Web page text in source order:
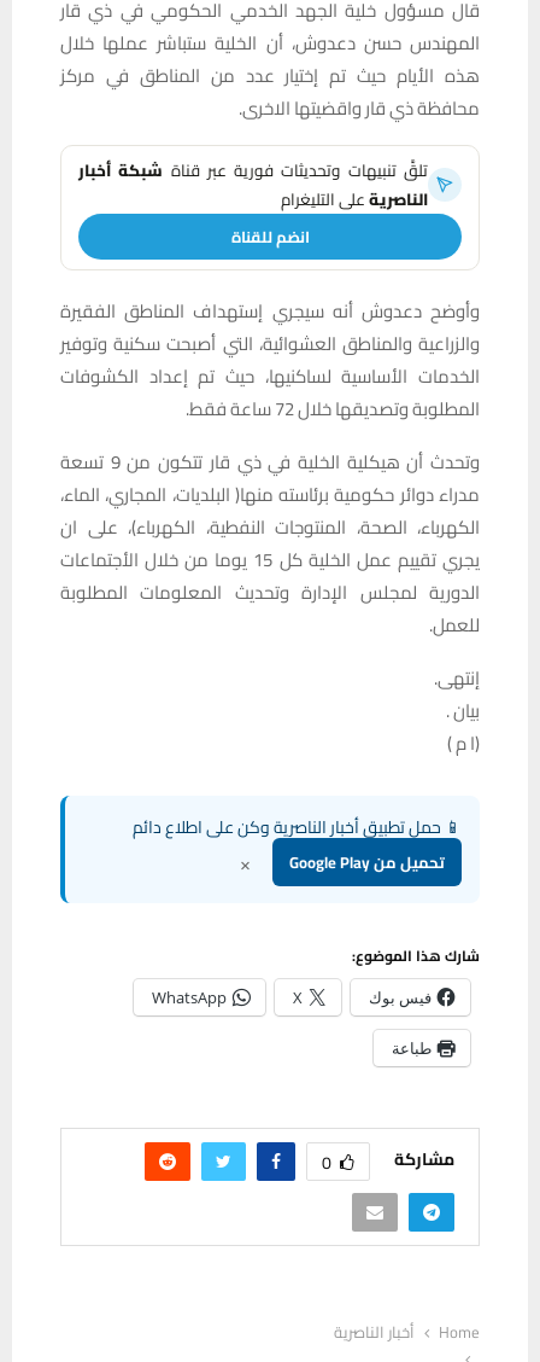
قال مسؤول خلية الجهد الخدمي الحكومي في ذي قار
المهندس حسن دعدوش، أن الخلية ستباشر عملها خلال
هذه الأيام حيث تم إختيار عدد من المناطق في مركز
محافظة ذي قار واقضيتها الاخرى.
تلقَّ تنبيهات وتحديثات فورية عبر قناة شبكة أخبار
الناصريةعلى التليغرام
انضم للقناة
وأوضح دعدوش أنه سيجري إستهداف المناطق الفقيرة
والزراعية والمناطق العشوائية، التي أصبحت سكنية وتوفير
الخدمات الأساسية لساكنيها، حيث تم إعداد الكشوفات
المطلوبة وتصديقها خلال 72 ساعة فقط.
وتحدث أن هيكلية الخلية في ذي قار تتكون من 9 تسعة
مدراء دوائر حكومية برئاسته منها( البلديات، المجاري، الماء،
الكهرباء، الصحة، المنتوجات النفطية، الكهرباء)، على ان
يجري تقييم عمل الخلية كل 15 يوما من خلال الأجتماعات
الدورية لمجلس الإدارة وتحديث المعلومات المطلوبة
للعمل.
إنتهى.
بيان .
(ا م )
📱 حمل تطبيق أخبار الناصرية وكن على اطلاع دائم
تحميل من Google Play ×
شارك هذا الموضوع:
فيس بوك X
WhatsApp
طباعة
مشاركة 0
Home
أخبار الناصرية